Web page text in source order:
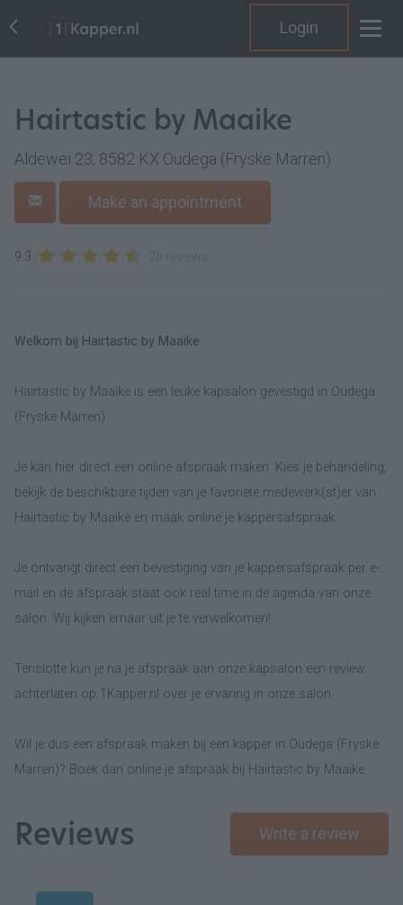
Login
Hairtastic by Maaike
Aldewei 23, 8582 KX Oudega (Fryske Marren)
Make an appointment
9.3
Welkom bij Hairtastic by Maaike
Hairtastic by Maaike is een leuke kapsalon gevestigd in Oudega
(Fryske Marren).
Je kan hier direct een online afspraak maken. Kies je behandeling,
bekijk de beschikbare tijden van je favoriete medewerk(st)er van
Hairtastic by Maaike en maak online je kappersafspraak.
Je ontvangt direct een bevestiging van je kappersafspraak per e-
mail en de afspraak staat ook real time in de agenda van onze
salon. Wij kijken ernaar uit je te verwelkomen!
Tenslotte kun je na je afspraak aan onze kapsalon een review
achterlaten op 1Kapper.nl over je ervaring in onze salon.
Wil je dus een afspraak maken bij een kapper in Oudega (Fryske
Marren)? Boek dan online je afspraak bij Hairtastic by Maaike.
Reviews Write a review